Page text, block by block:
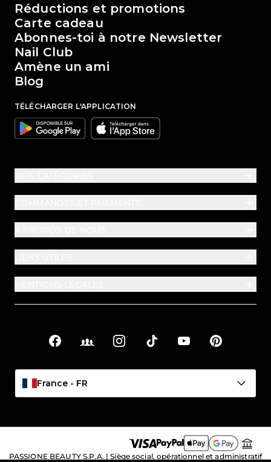
Le monde de Passione Beauty
Réductions et promotions
Carte cadeau
Abonnes-toi à notre Newsletter
Nail Club
Amène un ami
Blog
TÉLÉCHARGER L'APPLICATION
Google Apple
Liens sociaux
FacebookFacebook Groups
InstagramTikTok YouTubePinterest
France - FR
PASSIONE BEAUTY S.P.A. | Siège social, opérationnel et administratif